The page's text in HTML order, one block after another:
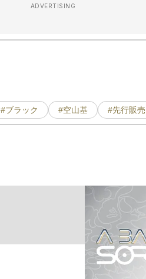
ADVERTISING
#ブラック #空山基 #先行販売